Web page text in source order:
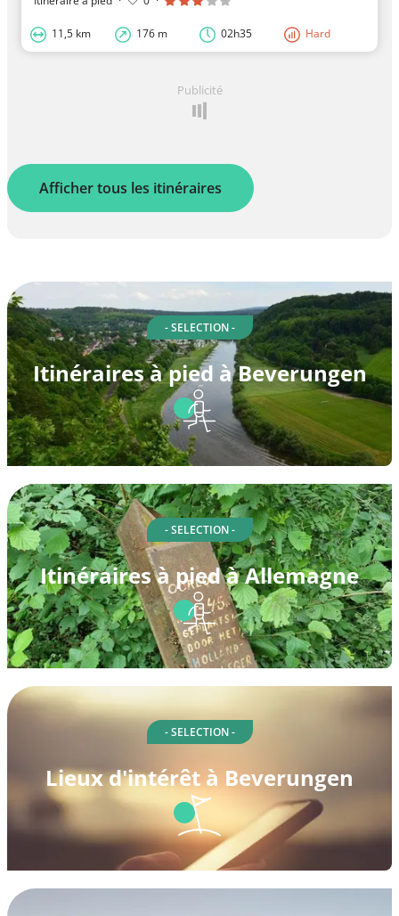
11,5 km 176 m 02h35 Hard
Publicité
Afficher tous les itinéraires
- SELECTION -
Itinéraires à pied à Beverungen
- SELECTION -
Itinéraires à pied à Allemagne
- SELECTION -
Lieux d'intérêt à Beverungen